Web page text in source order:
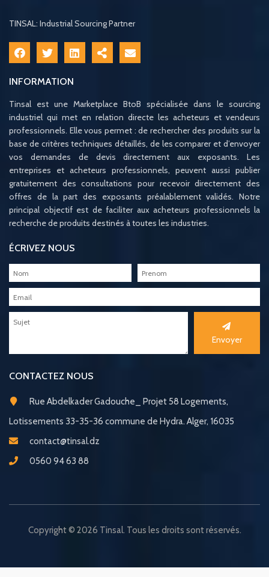
TINSAL: Industrial Sourcing Partner
INFORMATION
Tinsal est une Marketplace BtoB spécialisée dans le sourcing
industriel qui met en relation directe les acheteurs et vendeurs
professionnels. Elle vous permet : de rechercher des produits sur la
base de critères techniques détaillés, de les comparer et d’envoyer
vos demandes de devis directement aux exposants. Les
entreprises et acheteurs professionnels, peuvent aussi publier
gratuitement des consultations pour recevoir directement des
offres de la part des exposants préalablement validés. Notre
principal objectif est de faciliter aux acheteurs professionnels la
recherche de produits destinés à toutes les industries.
ÉCRIVEZ NOUS
Envoyer
CONTACTEZ NOUS
Rue Abdelkader Gadouche_ Projet 58 Logements,
Lotissements 33-35-36 commune de Hydra. Alger, 16035
contact@tinsal.dz
0560 94 63 88
Copyright © 2026 Tinsal. Tous les droits sont réservés.